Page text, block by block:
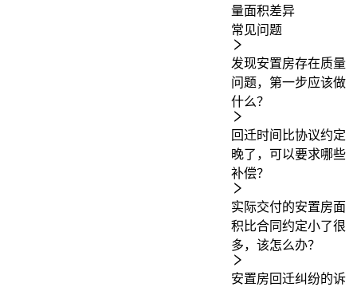
量面积差异
常见问题
发现安置房存在质量
问题，第一步应该做
什么？
回迁时间比协议约定
晚了，可以要求哪些
补偿？
实际交付的安置房面
积比合同约定小了很
多，该怎么办？
安置房回迁纠纷的诉